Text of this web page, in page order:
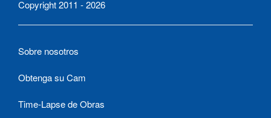
Copyright 2011 - 2026
Sobre nosotros
Obtenga su Cam
Time-Lapse de Obras